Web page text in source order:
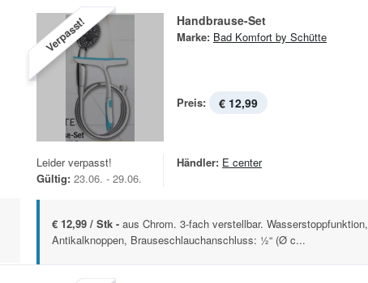
Verpasst! Handbrause-Set
Marke: Bad Komfort by Schütte
Preis: € 12,99
Leider verpasst!
Gültig: 23.06. - 29.06.
Händler: E center
€ 12,99 / Stk - aus Chrom. 3-fach verstellbar. Wasserstoppfunktion,
Antikalknoppen, Brauseschlauchanschluss: ½“ (Ø c...